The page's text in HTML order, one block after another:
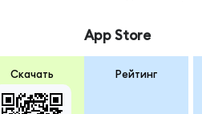
Скачать
App Store
Рейтинг